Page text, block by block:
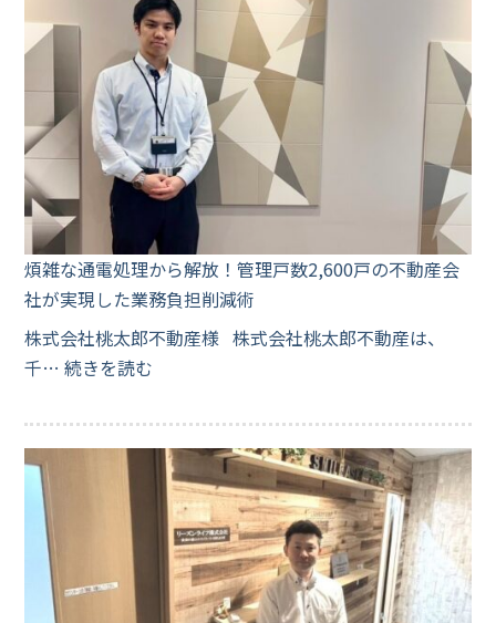
煩雑な通電処理から解放！管理戸数2,600戸の不動産会
社が実現した業務負担削減術
株式会社桃太郎不動産様 株式会社桃太郎不動産は、
千…続きを読む